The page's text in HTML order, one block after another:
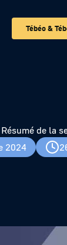
Tébéo &
de la
2024